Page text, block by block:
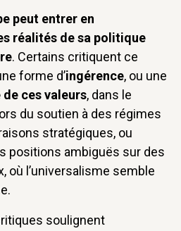
peut entrer en
réalités de sa politique
. Certains critiquent ce
forme d’ingérence, ou une
ces valeurs, dans le
du soutien à des régimes
stratégiques, ou
positions ambiguës sur des
où l’universalisme semble
soulignent